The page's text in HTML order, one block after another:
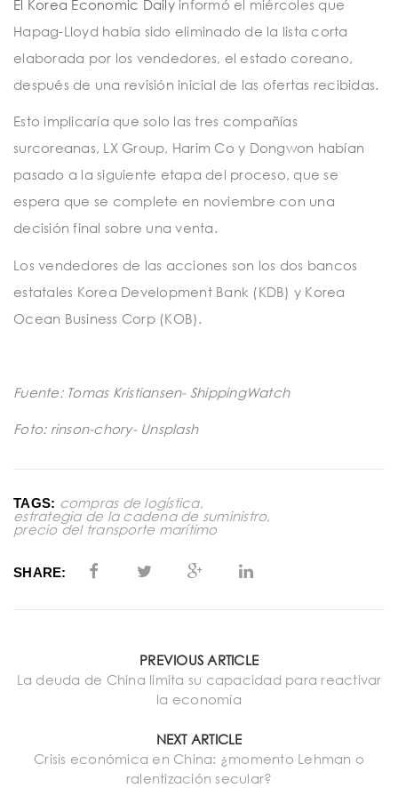
El Korea Economic Dailyinformó el miércoles que
Hapag-Lloyd había sido eliminado de la lista corta
elaborada por los vendedores, el estado coreano,
después de una revisión inicial de las ofertas recibidas.
Esto implicaría que solo las tres compañías
surcoreanas, LX Group, Harim Co y Dongwon habían
pasado a la siguiente etapa del proceso, que se
espera que se complete en noviembre con una
decisión final sobre una venta.
Los vendedores de las acciones son los dos bancos
estatales Korea Development Bank (KDB) y Korea
Ocean Business Corp (KOB).
Fuente: Tomas Kristiansen- ShippingWatch
Foto: rinson-chory- Unsplash
TAGS: compras de logística,
estrategia de la cadena de suministro,
precio del transporte marítimo
SHARE:
PREVIOUS ARTICLE
La deuda de China limita su capacidad para reactivar
la economía
NEXT ARTICLE
Crisis económica en China: ¿momento Lehman o
ralentización secular?